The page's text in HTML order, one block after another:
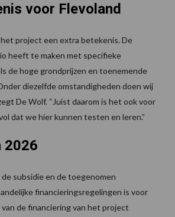
voor Flevoland
project een extra betekenis. De
heeft te maken met specifieke
de hoge grondprijzen en toenemende
diezelfde omstandigheden doen wij
De Wolf. “Juist daarom is het ook voor
dat we hier kunnen testen en leren.”
2026
subsidie en de toegenomen
financieringsregelingen is voor
de financiering van het project